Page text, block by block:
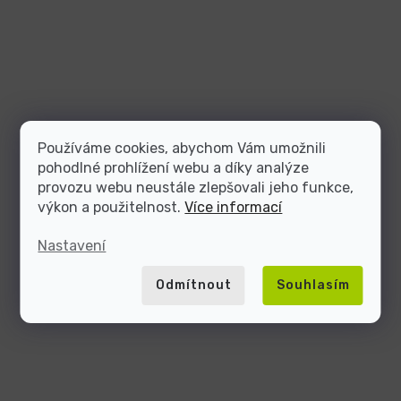
Používáme cookies, abychom Vám umožnili
pohodlné prohlížení webu a díky analýze
provozu webu neustále zlepšovali jeho funkce,
výkon a použitelnost.Více informací
Nastavení
Odmítnout Souhlasím